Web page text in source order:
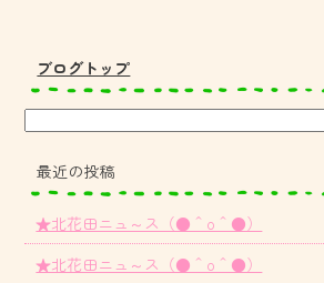
ブログトップ
最近の投稿
★北花田ニュ～ス（●＾o＾●）
★北花田ニュ～ス（●＾o＾●）